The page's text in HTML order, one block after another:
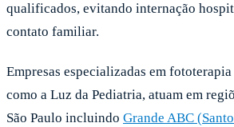
qualificados, evitando internação
contato familiar.
Empresas especializadas em
como a Luz da Pediatria, atuam em
São Paulo incluindo Grande ABC